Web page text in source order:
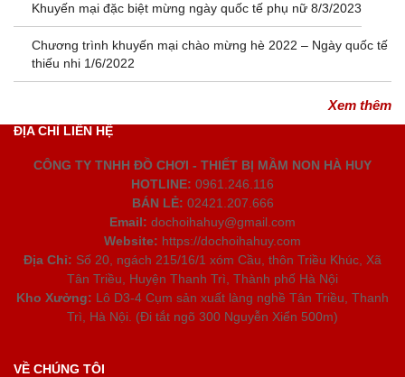
Khuyến mại đặc biệt mừng ngày quốc tế phụ nữ 8/3/2023
Chương trình khuyến mại chào mừng hè 2022 – Ngày quốc tế
thiếu nhi 1/6/2022
Xem thêm
ĐỊA CHỈ LIÊN HỆ
CÔNG TY TNHH ĐỒ CHƠI - THIẾT BỊ MẦM NON HÀ HUY
HOTLINE: 0961.246.116
BÁN LẺ: 02421.207.666
Email: dochoihahuy@gmail.com
Website: https://dochoihahuy.com
Địa Chỉ: Số 20, ngách 215/16/1 xóm Cầu, thôn Triều Khúc, Xã
Tân Triều, Huyện Thanh Trì, Thành phố Hà Nội
Kho Xưởng: Lô D3-4 Cụm sản xuất làng nghề Tân Triều, Thanh
Trì, Hà Nội. (Đi tắt ngõ 300 Nguyễn Xiển 500m)
VỀ CHÚNG TÔI